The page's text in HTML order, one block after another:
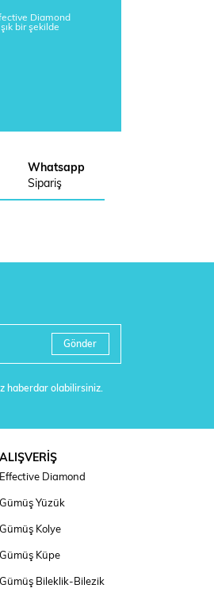
Diamond
bir şekilde
Whatsapp
Sipariş
Gönder
haberdar olabilirsiniz.
ALIŞVERİŞ
Effective Diamond
Gümüş Yüzük
Gümüş Kolye
Gümüş Küpe
Gümüş Bileklik-Bilezik